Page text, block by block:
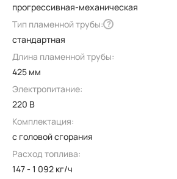
прогрессивная-механическая
Тип пламенной трубы: ?
стандартная
Длина пламенной трубы:
425 мм
Электропитание:
220 В
Комплектация:
с головой сгорания
Расход топлива:
147 - 1 092 кг/ч